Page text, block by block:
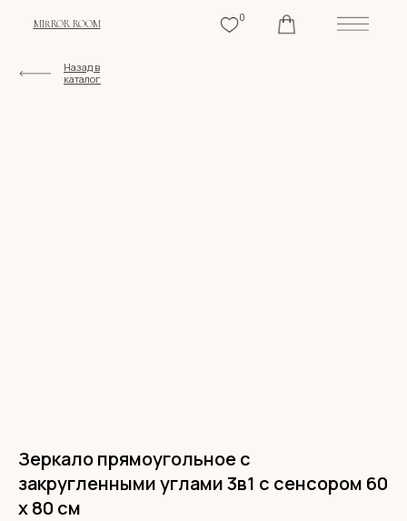
Зеркало прямоугольное с
закругленными углами 3в1 с сенсором 60
х 80 см